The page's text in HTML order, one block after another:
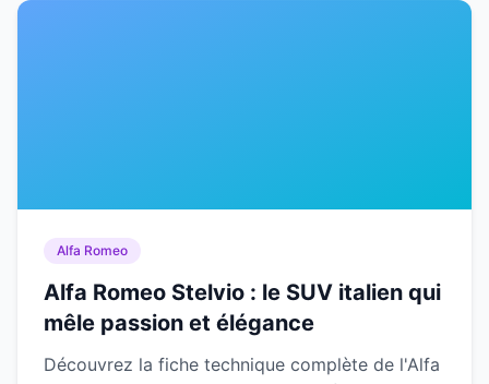
Alfa Romeo
Alfa Romeo Stelvio : le SUV italien qui
mêle passion et élégance
Découvrez la fiche technique complète de l'Alfa